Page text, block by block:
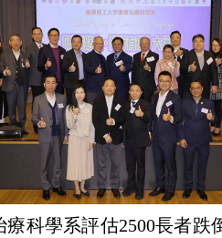
療科學系評估2500長者跌